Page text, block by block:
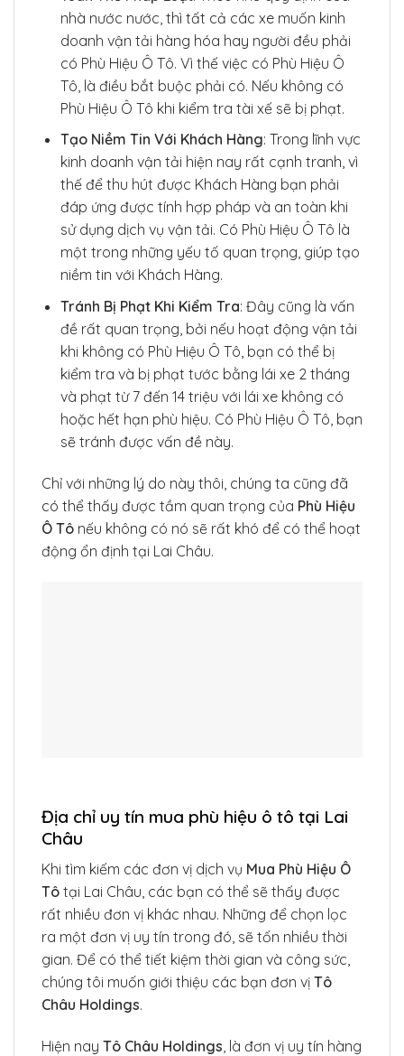
nhà nước nước, thì tất cả các xe muốn kinh
doanh vận tải hàng hóa hay người đều phải
có Phù Hiệu Ô Tô. Vì thế việc có Phù Hiệu Ô
Tô, là điều bắt buộc phải có. Nếu không có
Phù Hiệu Ô Tô khi kiểm tra tài xế sẽ bị phạt.
Tạo Niềm Tin Với Khách Hàng: Trong lĩnh vực
kinh doanh vận tải hiện nay rất cạnh tranh, vì
thế để thu hút được Khách Hàng bạn phải
đáp ứng được tính hợp pháp và an toàn khi
sử dụng dịch vụ vận tải. Có Phù Hiệu Ô Tô là
một trong những yếu tố quan trọng, giúp tạo
niềm tin với Khách Hàng.
Tránh Bị Phạt Khi Kiểm Tra: Đây cũng là vấn
đề rất quan trọng, bởi nếu hoạt động vận tải
khi không có Phù Hiệu Ô Tô, bạn có thể bị
kiểm tra và bị phạt tước bằng lái xe 2 tháng
và phạt từ 7 đến 14 triệu với lái xe không có
hoặc hết hạn phù hiệu. Có Phù Hiệu Ô Tô, bạn
sẽ tránh được vấn đề này.
Chỉ với những lý do này thôi, chúng ta cũng đã
có thể thấy được tầm quan trọng của Phù Hiệu
Ô Tô nếu không có nó sẽ rất khó để có thể hoạt
động ổn định tại Lai Châu.
Địa chỉ uy tín mua phù hiệu ô tô tại Lai
Châu
Khi tìm kiếm các đơn vị dịch vụ Mua Phù Hiệu Ô
Tô tại Lai Châu, các bạn có thể sẽ thấy được
rất nhiều đơn vị khác nhau. Những để chọn lọc
ra một đơn vị uy tín trong đó, sẽ tốn nhiều thời
gian. Để có thể tiết kiệm thời gian và công sức,
chúng tôi muốn giới thiệu các bạn đơn vị Tô
Châu Holdings.
Hiện nay Tô Châu Holdings , là đơn vị uy tín hàng